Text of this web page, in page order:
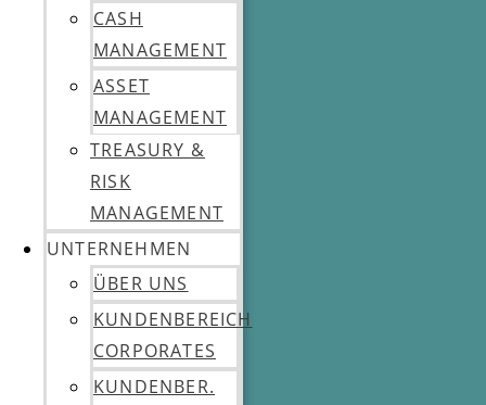
CASH
MANAGEMENT
ASSET
MANAGEMENT
TREASURY &
RISK
MANAGEMENT
UNTERNEHMEN
ÜBER UNS
KUNDENBEREICH
CORPORATES
KUNDENBER.